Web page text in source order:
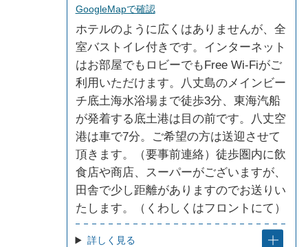
GoogleMapで確認
ホテルのように広くはありませんが、全
室バストイレ付きです。インターネット
はお部屋でもロビーでもFree Wi-Fiがご
利用いただけます。八丈島のメインビー
チ底土海水浴場まで徒歩3分、東海汽船
が発着する底土港は目の前です。八丈空
港は車で7分。ご希望の方は送迎させて
頂きます。（要事前連絡）徒歩圏内に飲
食店や商店、スーパーがございますが、
田舎で少し距離がありますのでお送りい
たします。（くわしくはフロントにて）
詳しく見る